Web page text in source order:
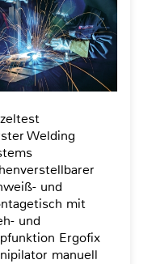
Welding
und
mit
und
Ergofix
manuell